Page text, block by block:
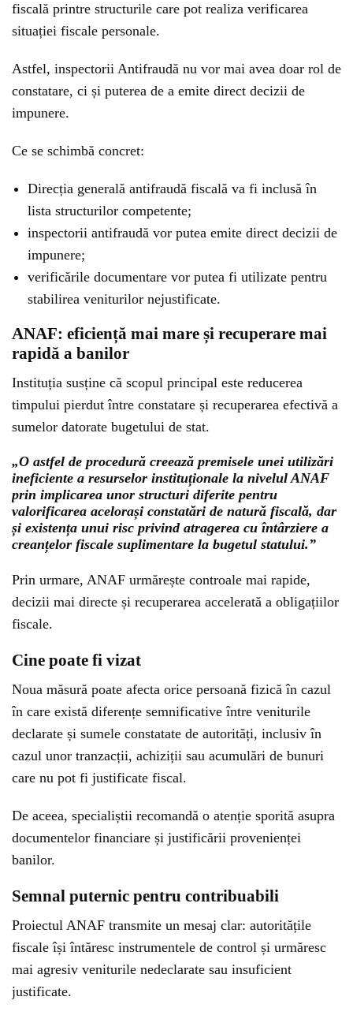
fiscală printre structurile care pot realiza verificarea
situației fiscale personale.
Astfel, inspectorii Antifraudă nu vor mai avea doar rol de
constatare, ci și puterea de a emite direct decizii de
impunere.
Ce se schimbă concret:
Direcția generală antifraudă fiscală va fi inclusă în
lista structurilor competente;
inspectorii antifraudă vor putea emite direct decizii de
impunere;
verificările documentare vor putea fi utilizate pentru
stabilirea veniturilor nejustificate.
ANAF: eficiență mai mare și recuperare mai
rapidă a banilor
Instituția susține că scopul principal este reducerea
timpului pierdut între constatare și recuperarea efectivă a
sumelor datorate bugetului de stat.
„O astfel de procedură creează premisele unei utilizări
ineficiente a resurselor instituționale la nivelul ANAF
prin implicarea unor structuri diferite pentru
valorificarea acelorași constatări de natură fiscală, dar
și existența unui risc privind atragerea cu întârziere a
creanțelor fiscale suplimentare la bugetul statului.”
Prin urmare, ANAF urmărește controale mai rapide,
decizii mai directe și recuperarea accelerată a obligațiilor
fiscale.
Cine poate fi vizat
Noua măsură poate afecta orice persoană fizică în cazul
în care există diferențe semnificative între veniturile
declarate și sumele constatate de autorități, inclusiv în
cazul unor tranzacții, achiziții sau acumulări de bunuri
care nu pot fi justificate fiscal.
De aceea, specialiștii recomandă o atenție sporită asupra
documentelor financiare și justificării provenienței
banilor.
Semnal puternic pentru contribuabili
Proiectul ANAF transmite un mesaj clar: autoritățile
fiscale își întăresc instrumentele de control și urmăresc
mai agresiv veniturile nedeclarate sau insuficient
justificate.